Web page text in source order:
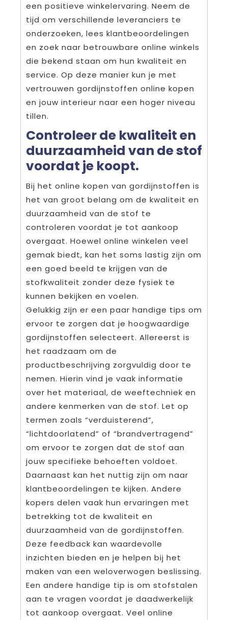
een positieve winkelervaring. Neem de
tijd om verschillende leveranciers te
onderzoeken, lees klantbeoordelingen
en zoek naar betrouwbare online winkels
die bekend staan om hun kwaliteit en
service. Op deze manier kun je met
vertrouwen gordijnstoffen online kopen
en jouw interieur naar een hoger niveau
tillen.
Controleer de kwaliteit en
duurzaamheid van de stof
voordat je koopt.
Bij het online kopen van gordijnstoffen is
het van groot belang om de kwaliteit en
duurzaamheid van de stof te
controleren voordat je tot aankoop
overgaat. Hoewel online winkelen veel
gemak biedt, kan het soms lastig zijn om
een goed beeld te krijgen van de
stofkwaliteit zonder deze fysiek te
kunnen bekijken en voelen.
Gelukkig zijn er een paar handige tips om
ervoor te zorgen dat je hoogwaardige
gordijnstoffen selecteert. Allereerst is
het raadzaam om de
productbeschrijving zorgvuldig door te
nemen. Hierin vind je vaak informatie
over het materiaal, de weeftechniek en
andere kenmerken van de stof. Let op
termen zoals “verduisterend”,
“lichtdoorlatend” of “brandvertragend”
om ervoor te zorgen dat de stof aan
jouw specifieke behoeften voldoet.
Daarnaast kan het nuttig zijn om naar
klantbeoordelingen te kijken. Andere
kopers delen vaak hun ervaringen met
betrekking tot de kwaliteit en
duurzaamheid van de gordijnstoffen.
Deze feedback kan waardevolle
inzichten bieden en je helpen bij het
maken van een weloverwogen beslissing.
Een andere handige tip is om stofstalen
aan te vragen voordat je daadwerkelijk
tot aankoop overgaat. Veel online